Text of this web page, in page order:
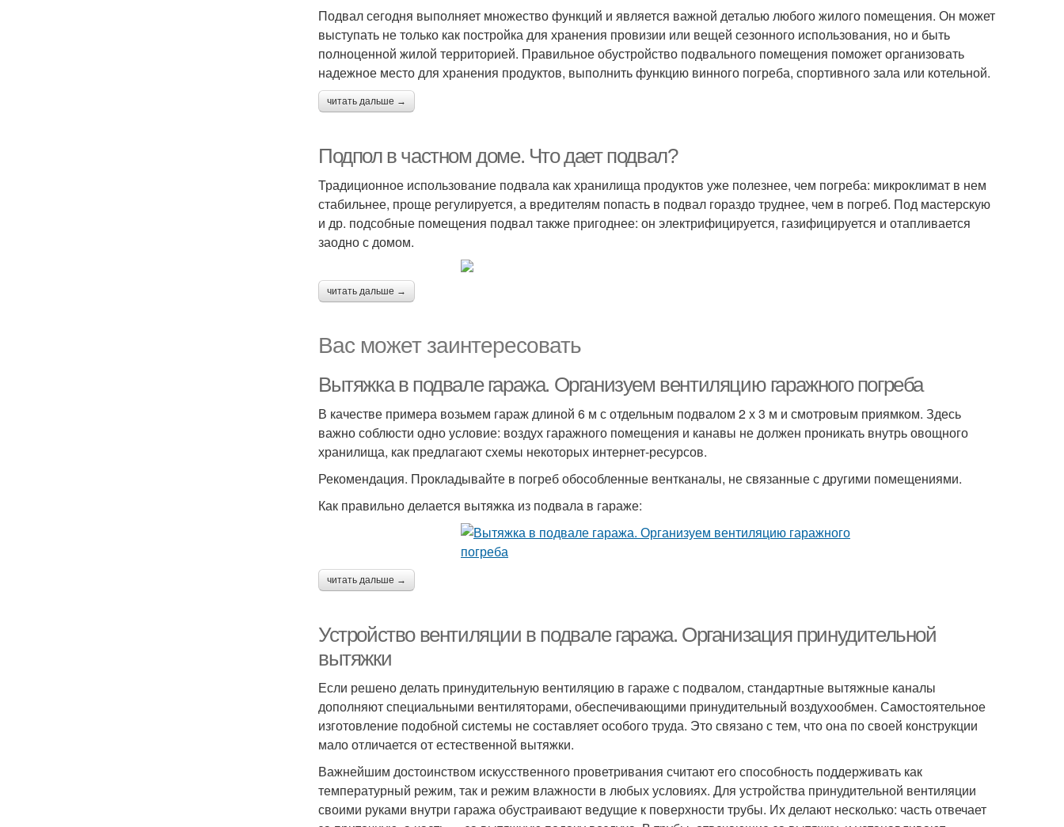
Подвал сегодня выполняет множество функций и является важной деталью любого жилого помещения. Он может
выступать не только как постройка для хранения провизии или вещей сезонного использования, но и быть
полноценной жилой территорией. Правильное обустройство подвального помещения поможет организовать
надежное место для хранения продуктов, выполнить функцию винного погреба, спортивного зала или котельной.
читать дальше →
Подпол в частном доме. Что дает подвал?
Традиционное использование подвала как хранилища продуктов уже полезнее, чем погреба: микроклимат в нем
стабильнее, проще регулируется, а вредителям попасть в подвал гораздо труднее, чем в погреб. Под мастерскую
и др. подсобные помещения подвал также пригоднее: он электрифицируется, газифицируется и отапливается
заодно с домом.
читать дальше →
Вас может заинтересовать
Вытяжка в подвале гаража. Организуем вентиляцию гаражного погреба
В качестве примера возьмем гараж длиной 6 м с отдельным подвалом 2 х 3 м и смотровым приямком. Здесь
важно соблюсти одно условие: воздух гаражного помещения и канавы не должен проникать внутрь овощного
хранилища, как предлагают схемы некоторых интернет-ресурсов.
Рекомендация. Прокладывайте в погреб обособленные вентканалы, не связанные с другими помещениями.
Как правильно делается вытяжка из подвала в гараже:
читать дальше →
Устройство вентиляции в подвале гаража. Организация принудительной
вытяжки
Если решено делать принудительную вентиляцию в гараже с подвалом, стандартные вытяжные каналы
дополняют специальными вентиляторами, обеспечивающими принудительный воздухообмен. Самостоятельное
изготовление подобной системы не составляет особого труда. Это связано с тем, что она по своей конструкции
мало отличается от естественной вытяжки.
Важнейшим достоинством искусственного проветривания считают его способность поддерживать как
температурный режим, так и режим влажности в любых условиях. Для устройства принудительной вентиляции
своими руками внутри гаража обустраивают ведущие к поверхности трубы. Их делают несколько: часть отвечает